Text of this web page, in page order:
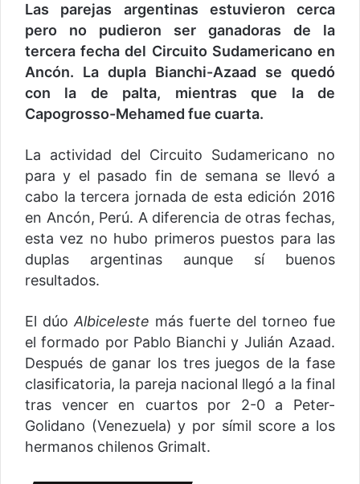
Las parejas argentinas estuvieron cerca
pero no pudieron ser ganadoras de la
tercera fecha del Circuito Sudamericano en
Ancón. La dupla Bianchi-Azaad se quedó
con la de palta, mientras que la de
Capogrosso-Mehamed fue cuarta.
La actividad del Circuito Sudamericano no
para y el pasado fin de semana se llevó a
cabo la tercera jornada de esta edición 2016
en Ancón, Perú. A diferencia de otras fechas,
esta vez no hubo primeros puestos para las
duplas argentinas aunque sí buenos
resultados.
El dúoAlbiceleste más fuerte del torneo fue
el formado por Pablo Bianchi y Julián Azaad.
Después de ganar los tres juegos de la fase
clasificatoria, la pareja nacional llegó a la final
tras vencer en cuartos por 2-0 a Peter-
Golidano (Venezuela) y por símil score a los
hermanos chilenos Grimalt.